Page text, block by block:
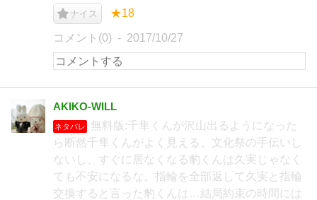
ナイス ★18
コメント(0) 2017/10/27
AKIKO-WILL
ネタバレ
無料版:千隼くんが沢山出るようになった
ら断然千隼くんがよく見える。文化祭の手伝いし
ないし、すぐに居なくなる豹くんは久実じゃなく
ても不安になるな。指輪を全部返して久実と指輪
交換すると言った豹くんは…結局約束の時間には